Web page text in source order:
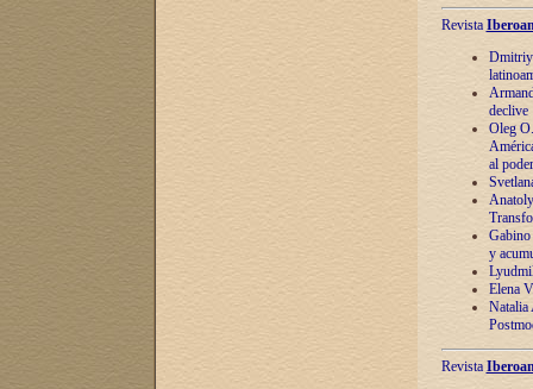
Revista
Dmitriy
declive
Oleg
al poder
y
Elena
Natalia
Revista